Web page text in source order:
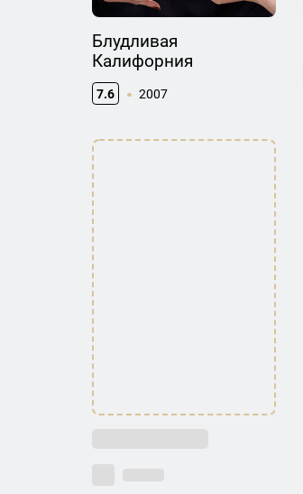
Блудливая
Калифорния
7.6 2007